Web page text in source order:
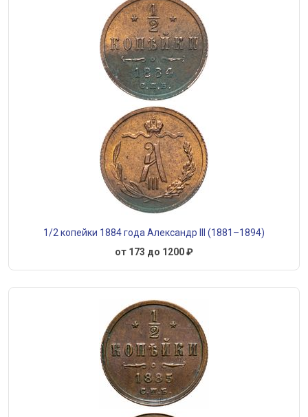
1/2 копейки 1884 года Александр III (1881–1894)
от 173 до 1200 ₽